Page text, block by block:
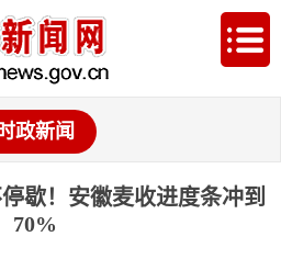
时政新闻
歇！安徽麦收进度条冲到
70%